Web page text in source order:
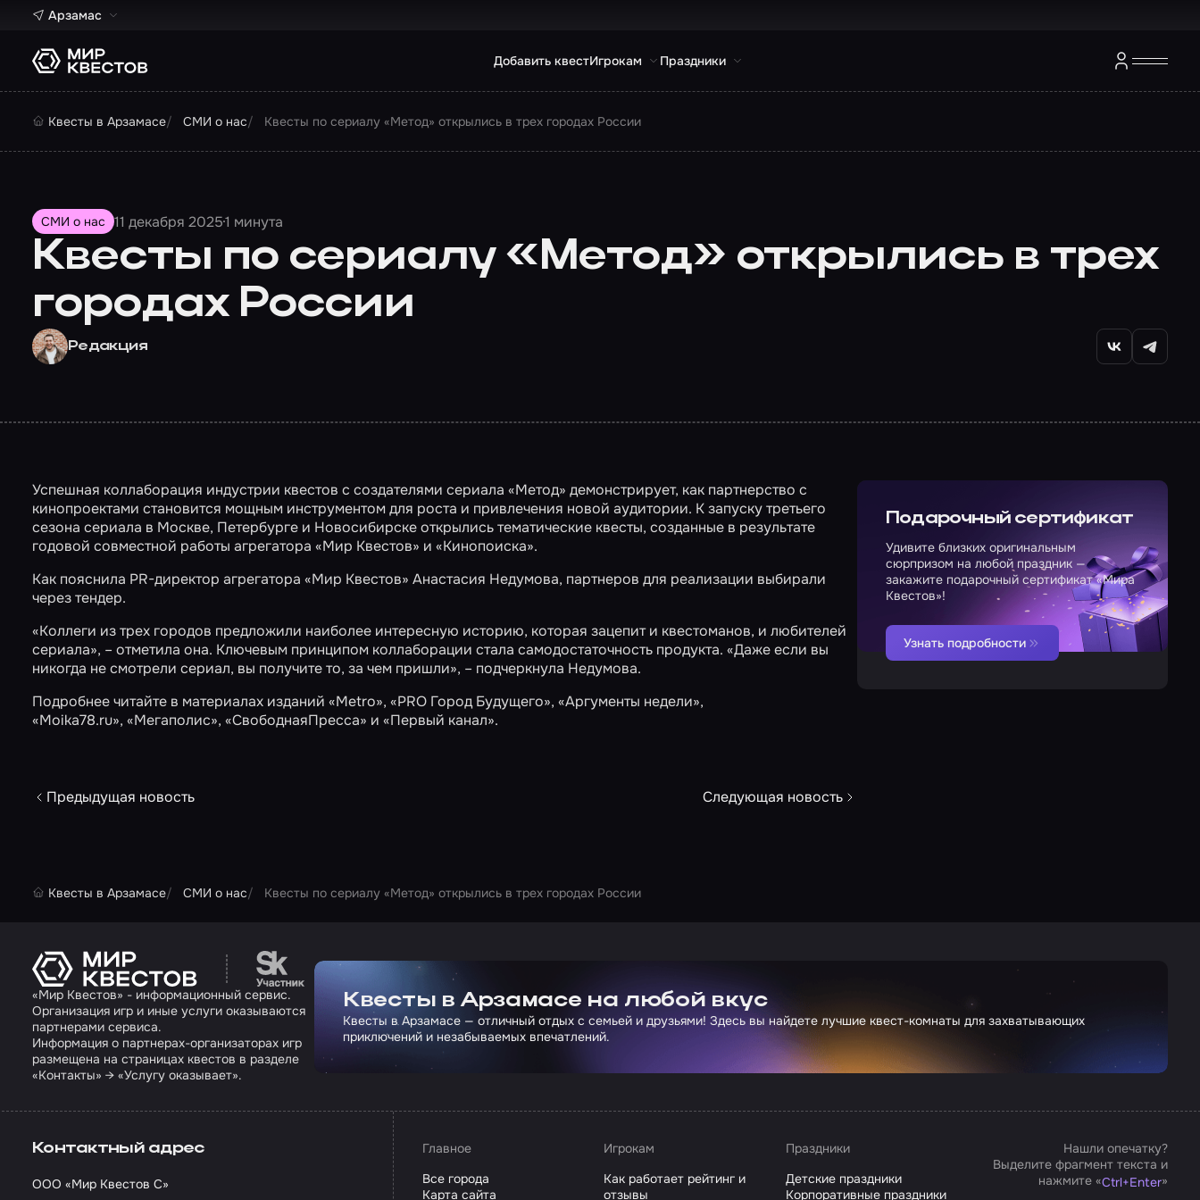
Арзамас
Добавить квестИгрокам Праздники
Квесты в Арзамасе СМИ о нас Квесты по сериалу «Метод» открылись в трех городах России
СМИ о нас 11 декабря 20251 минута
Квесты по сериалу «Метод» открылись в трех
городах России
Редакция
Успешная коллаборация индустрии квестов с создателями сериала «Метод» демонстрирует, как партнерство с
кинопроектами становится мощным инструментом для роста и привлечения новой аудитории. К запуску третьего
сезона сериала в Москве, Петербурге и Новосибирске открылись тематические квесты, созданные в результате
годовой совместной работы агрегатора «Мир Квестов» и «Кинопоиска».
Как пояснила PR-директор агрегатора «Мир Квестов» Анастасия Недумова, партнеров для реализации выбирали
через тендер.
«Коллеги из трех городов предложили наиболее интересную историю, которая зацепит и квестоманов, и любителей
сериала», – отметила она. Ключевым принципом коллаборации стала самодостаточность продукта. «Даже если вы
никогда не смотрели сериал, вы получите то, за чем пришли», – подчеркнула Недумова.
Подробнее читайте в материалах изданий «Metro», «PRO Город Будущего», «Аргументы недели»,
«Moika78.ru», «Мегаполис», «СвободнаяПресса» и «Первый канал».
Предыдущая новость Следующая новость
Подарочный сертификат
Удивите близких оригинальным
сюрпризом на любой праздник —
закажите подарочный сертификат «Мира
Квестов»!
Узнать подробности
Квесты в Арзамасе СМИ о нас Квесты по сериалу «Метод» открылись в трех городах России
Перейти на сайт партнера Сколково
«Мир Квестов» - информационный сервис.
Организация игр и иные услуги оказываются
партнерами сервиса.
Информация о партнерах-организаторах игр
размещена на страницах квестов в разделе
«Контакты» → «Услугу оказывает».
Квесты в Арзамасе на любой вкус
Квесты в Арзамасе — отличный отдых с семьей и друзьями! Здесь вы найдете лучшие квест-комнаты для захватывающих
приключений и незабываемых впечатлений.
Контактный адрес
ООО «Мир Квестов С»
Главное
Все города
Карта сайта
Игрокам
Как работает рейтинг и
отзывы
Праздники
Детские праздники
Корпоративные праздники
Нашли опечатку?
Выделите фрагмент текста и
нажмите «Ctrl+Enter»